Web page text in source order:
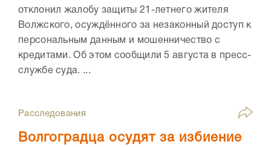
отклонил жалобу защиты 21-летнего жителя
Волжского, осуждённого за незаконный доступ к
персональным данным и мошенничество с
кредитами. Об этом сообщили 5 августа в пресс-
службе суда. ...
Расследования
Волгоградца осудят за избиение